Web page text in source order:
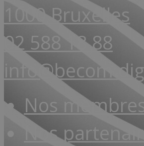
1000 Bruxelles
02 588 18 88
Nos
Nos